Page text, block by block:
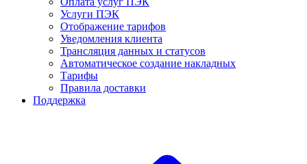
Услуги ПЭК
Отображение тарифов
Уведомления клиента
Трансляция данных и статусов
Автоматическое создание накладных
Тарифы
Правила доставки
Поддержка